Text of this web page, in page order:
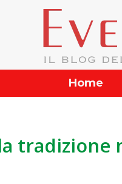
Home
tradizione